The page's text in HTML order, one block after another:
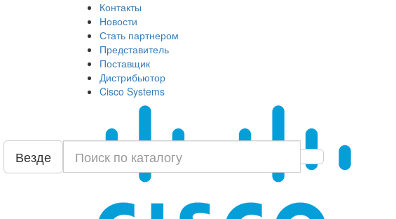
Контакты
Новости
Стать партнером
Представитель
Поставщик
Дистрибьютор
Cisco Systems
Везде